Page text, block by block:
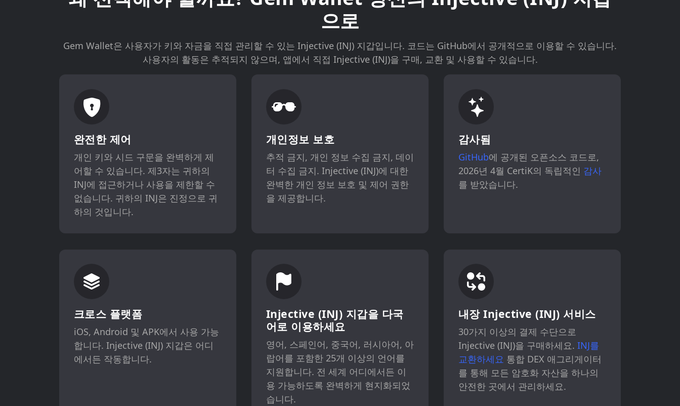
으로
Gem Wallet은 사용자가 키와 자금을 직접 관리할 수 있는 Injective (INJ) 지갑입니다. 코드는 GitHub에서 공개적으로 이용할 수 있습니다.
사용자의 활동은 추적되지 않으며, 앱에서 직접 Injective (INJ)을 구매, 교환 및 사용할 수 있습니다.
완전한 제어
개인 키와 시드 구문을 완벽하게 제
어할 수 있습니다. 제3자는 귀하의
INJ에 접근하거나 사용을 제한할 수
없습니다. 귀하의 INJ은 진정으로 귀
하의 것입니다.
개인정보 보호
추적 금지, 개인 정보 수집 금지, 데이
터 수집 금지. Injective (INJ)에 대한
완벽한 개인 정보 보호 및 제어 권한
을 제공합니다.
감사됨
GitHub에 공개된 오픈소스 코드로,
2026년 4월 CertiK의 독립적인 감사
를 받았습니다.
크로스 플랫폼
iOS, Android 및 APK에서 사용 가능
합니다. Injective (INJ) 지갑은 어디
에서든 작동합니다.
Injective (INJ) 지갑을 다국
어로 이용하세요
영어, 스페인어, 중국어, 러시아어, 아
랍어를 포함한 25개 이상의 언어를
지원합니다. 전 세계 어디에서든 이
용 가능하도록 완벽하게 현지화되었
습니다.
내장 Injective (INJ) 서비스
30가지 이상의 결제 수단으로
Injective (INJ)을 구매하세요. INJ를
교환하세요 통합 DEX 애그리게이터
를 통해 모든 암호화 자산을 하나의
안전한 곳에서 관리하세요.